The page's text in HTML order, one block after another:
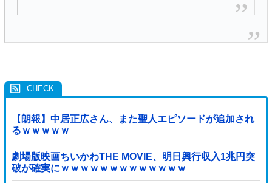
【朗報】中居正広さん、また聖人エピソードが追加され
るｗｗｗｗｗ
劇場版映画ちいかわTHE MOVIE、明日興行収入1兆円突
破が確実にｗｗｗｗｗｗｗｗｗｗｗｗｗ